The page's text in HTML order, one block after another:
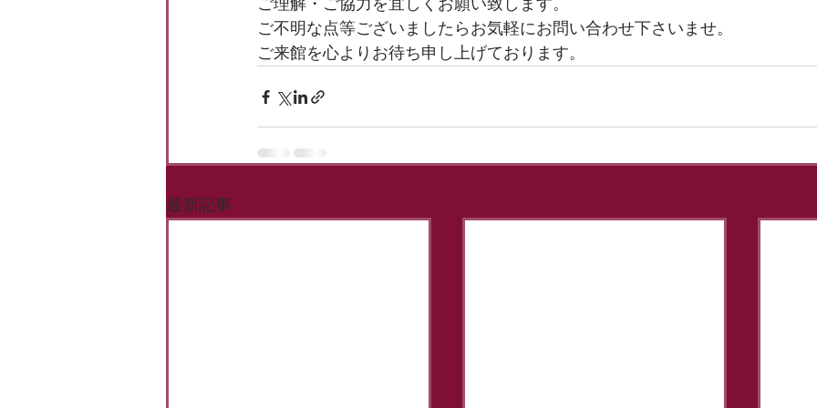
ご理解・ご協力を宜しくお願い致します。
ご不明な点等ございましたらお気軽にお問い合わせ下さいませ。
ご来館を心よりお待ち申し上げております。
最新記事